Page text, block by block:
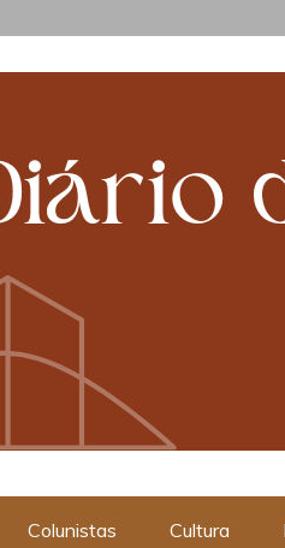
Colunistas Cultura